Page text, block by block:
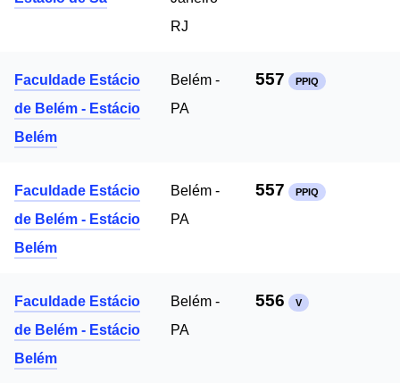
RJ
Faculdade Estácio
de Belém - Estácio
Belém
Belém -
PA
557 PPIQ
Faculdade Estácio
de Belém - Estácio
Belém
Belém -
PA
557 PPIQ
Faculdade Estácio
de Belém - Estácio
Belém
Belém -
PA
556 V